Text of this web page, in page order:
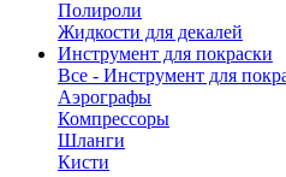
Полироли
Жидкости для декалей
Инструмент для покраски
Все - Инструмент для
Аэрографы
Компрессоры
Шланги
Кисти